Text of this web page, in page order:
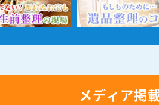
メディア掲